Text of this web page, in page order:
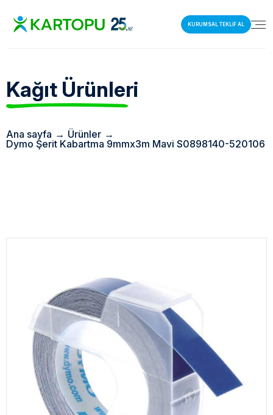
KURUMSAL TEKLİF AL
Kağıt Ürünleri
Ana sayfa → Ürünler →
Dymo Şerit Kabartma 9mmx3m Mavi S0898140-520106